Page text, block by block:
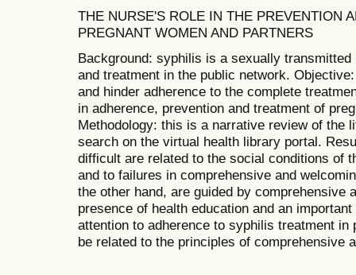
THE NURSE'S ROLE IN THE PREVENTION
PREGNANT WOMEN AND PARTNERS
Background: syphilis is a sexually
and treatment in the public network.
and hinder adherence to the complete
in adherence, prevention and treatment of
Methodology: this is a narrative review of the
search on the virtual health library portal.
difficult are related to the social conditions of
and to failures in comprehensive and
the other hand, are guided by comprehensive
presence of health education and an
attention to adherence to syphilis treatment in
be related to the principles of comprehensive